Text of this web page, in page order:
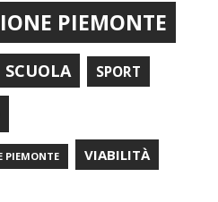
PIEMONTE
SCUOLA SPORT
PIEMONTE VIABILITÀ